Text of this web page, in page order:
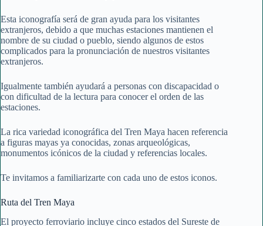
Esta iconografía será de gran ayuda para los visitantes
extranjeros, debido a que muchas estaciones mantienen el
nombre de su ciudad o pueblo, siendo algunos de estos
complicados para la pronunciación de nuestros visitantes
extranjeros.
Igualmente también ayudará a personas con discapacidad o
con dificultad de la lectura para conocer el orden de las
estaciones.
La rica variedad iconográfica del Tren Maya hacen referencia
a figuras mayas ya conocidas, zonas arqueológicas,
monumentos icónicos de la ciudad y referencias locales.
Te invitamos a familiarizarte con cada uno de estos iconos.
Ruta del Tren Maya
El proyecto ferroviario incluye cinco estados del Sureste de